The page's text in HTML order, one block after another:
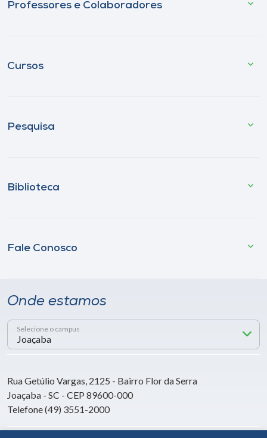
Professores e Colaboradores
Cursos
Pesquisa
Biblioteca
Fale Conosco
Onde estamos
Selecione o campus
Rua Getúlio Vargas, 2125 - Bairro Flor da Serra
Joaçaba - SC - CEP 89600-000
Telefone (49) 3551-2000